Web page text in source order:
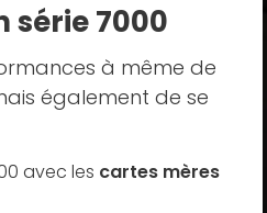
série 7000
à même de
également de se
avec les cartes mères